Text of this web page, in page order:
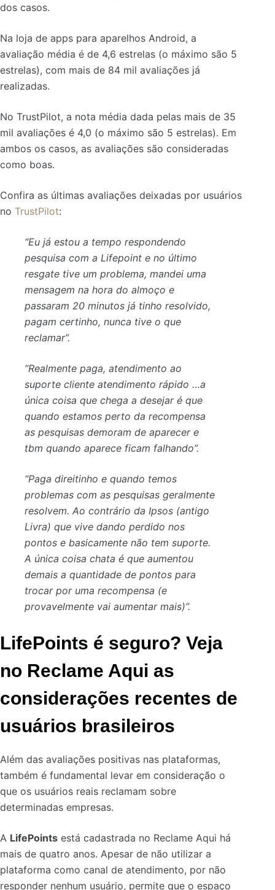
dos casos.
Na loja de apps para aparelhos Android, a
avaliação média é de 4,6 estrelas (o máximo são 5
estrelas), com mais de 84 mil avaliações já
realizadas.
No TrustPilot, a nota média dada pelas mais de 35
mil avaliações é 4,0 (o máximo são 5 estrelas). Em
ambos os casos, as avaliações são consideradas
como boas.
Confira as últimas avaliações deixadas por usuários
no TrustPilot:
“Eu já estou a tempo respondendo
pesquisa com a Lifepoint e no último
resgate tive um problema, mandei uma
mensagem na hora do almoço e
passaram 20 minutos já tinho resolvido,
pagam certinho, nunca tive o que
reclamar”.
“Realmente paga, atendimento ao
suporte cliente atendimento rápido …a
única coisa que chega a desejar é que
quando estamos perto da recompensa
as pesquisas demoram de aparecer e
tbm quando aparece ficam falhando”.
“Paga direitinho e quando temos
problemas com as pesquisas geralmente
resolvem. Ao contrário da Ipsos (antigo
Livra) que vive dando perdido nos
pontos e basicamente não tem suporte.
A única coisa chata é que aumentou
demais a quantidade de pontos para
trocar por uma recompensa (e
provavelmente vai aumentar mais)”.
LifePoints é seguro? Veja
no Reclame Aqui as
considerações recentes de
usuários brasileiros
Além das avaliações positivas nas plataformas,
também é fundamental levar em consideração o
que os usuários reais reclamam sobre
determinadas empresas.
A LifePoints está cadastrada no Reclame Aqui há
mais de quatro anos. Apesar de não utilizar a
plataforma como canal de atendimento, por não
responder nenhum usuário, permite que o espaço